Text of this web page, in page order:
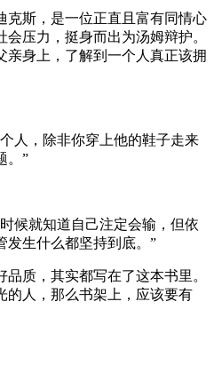
克斯，是一位正直且富有同情心
压力，挺身而出为汤姆辩护。
亲身上，了解到一个人真正该拥
人，除非你穿上他的鞋子走来
。”
候就知道自己注定会输，但依
发生什么都坚持到底。”
质，其实都写在了这本书里。
的人，那么书架上，应该要有